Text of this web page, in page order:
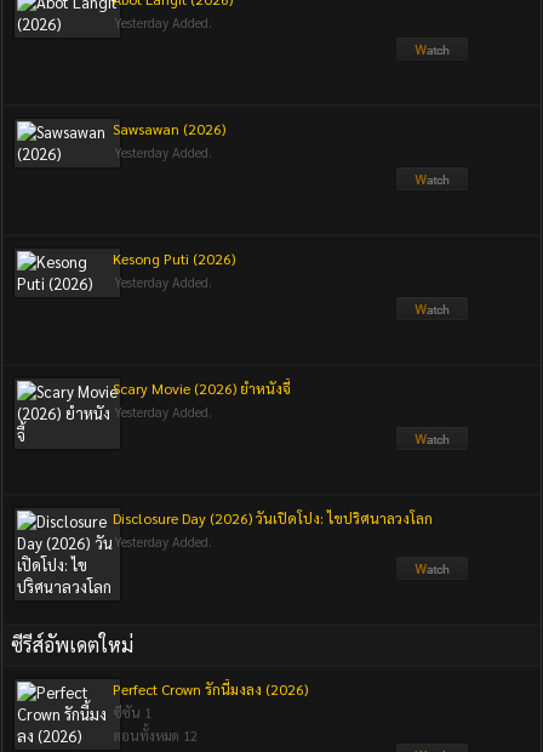
Yesterday Added.
Sawsawan (2026)
Yesterday Added.
Kesong Puti (2026)
Yesterday Added.
Scary Movie (2026) ยำหนังจี้
Yesterday Added.
Disclosure Day (2026) วันเปิดโปง: ไขปริศนาลวงโลก
Yesterday Added.
ซีรีส์อัพเดตใหม่
Perfect Crown รักนี้มงลง (2026)
ซีซัน 1
ตอนทั้งหมด 12